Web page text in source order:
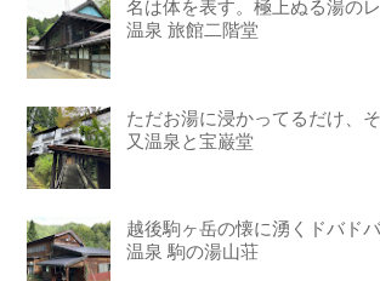
名は体を表す。極上ぬる湯の
温泉 旅館二階堂
ただお湯に浸かってるだけ、
又温泉と宝巌堂
越後駒ヶ岳の懐に湧くドバド
温泉 駒の湯山荘